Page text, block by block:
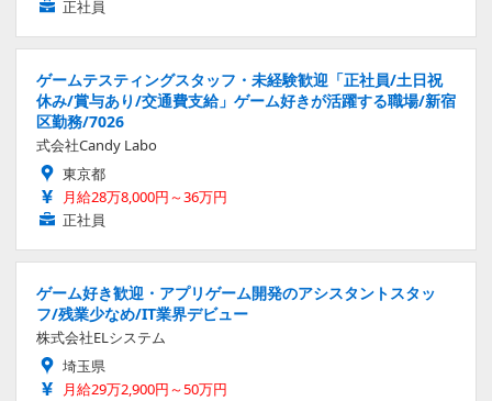
正社員
ゲームテスティングスタッフ・未経験歓迎「正社員/土日祝
休み/賞与あり/交通費支給」ゲーム好きが活躍する職場/新宿
区勤務/7026
式会社Candy Labo
東京都
月給28万8,000円～36万円
正社員
ゲーム好き歓迎・アプリゲーム開発のアシスタントスタッ
フ/残業少なめ/IT業界デビュー
株式会社ELシステム
埼玉県
月給29万2,900円～50万円